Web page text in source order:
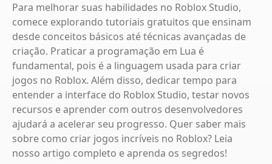
Para melhorar suas habilidades no Roblox Studio,
comece explorando tutoriais gratuitos que ensinam
desde conceitos básicos até técnicas avançadas de
criação. Praticar a programação em Lua é
fundamental, pois é a linguagem usada para criar
jogos no Roblox. Além disso, dedicar tempo para
entender a interface do Roblox Studio, testar novos
recursos e aprender com outros desenvolvedores
ajudará a acelerar seu progresso. Quer saber mais
sobre como criar jogos incríveis no Roblox? Leia
nosso artigo completo e aprenda os segredos!